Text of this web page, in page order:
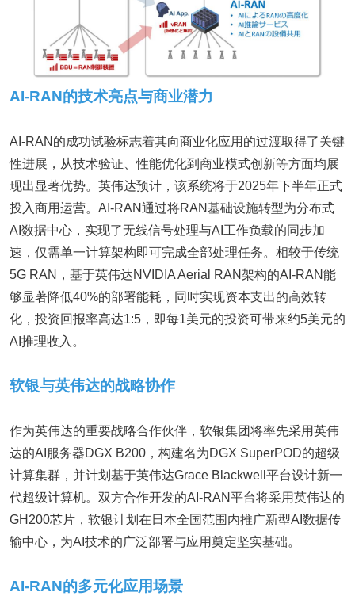
AI-RAN的技术亮点与商业潜力
AI-RAN的成功试验标志着其向商业化应用的过渡取得了关键
性进展，从技术验证、性能优化到商业模式创新等方面均展
现出显著优势。英伟达预计，该系统将于2025年下半年正式
投入商用运营。AI-RAN通过将RAN基础设施转型为分布式
AI数据中心，实现了无线信号处理与AI工作负载的同步加
速，仅需单一计算架构即可完成全部处理任务。相较于传统
5G RAN，基于英伟达NVIDIA Aerial RAN架构的AI-RAN能
够显著降低40%的部署能耗，同时实现资本支出的高效转
化，投资回报率高达1:5，即每1美元的投资可带来约5美元的
AI推理收入。
软银与英伟达的战略协作
作为英伟达的重要战略合作伙伴，软银集团将率先采用英伟
达的AI服务器DGX B200，构建名为DGX SuperPOD的超级
计算集群，并计划基于英伟达Grace Blackwell平台设计新一
代超级计算机。双方合作开发的AI-RAN平台将采用英伟达的
GH200芯片，软银计划在日本全国范围内推广新型AI数据传
输中心，为AI技术的广泛部署与应用奠定坚实基础。
AI-RAN的多元化应用场景